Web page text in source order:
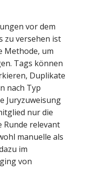
vor dem
zu versehen ist
Methode, um
Tags können
Duplikate
nach Typ
Juryzuweisung
nur die
Runde relevant
manuelle als
im
von